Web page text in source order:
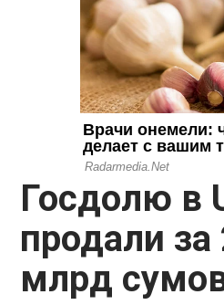
Госдолю в
продали за
млрд